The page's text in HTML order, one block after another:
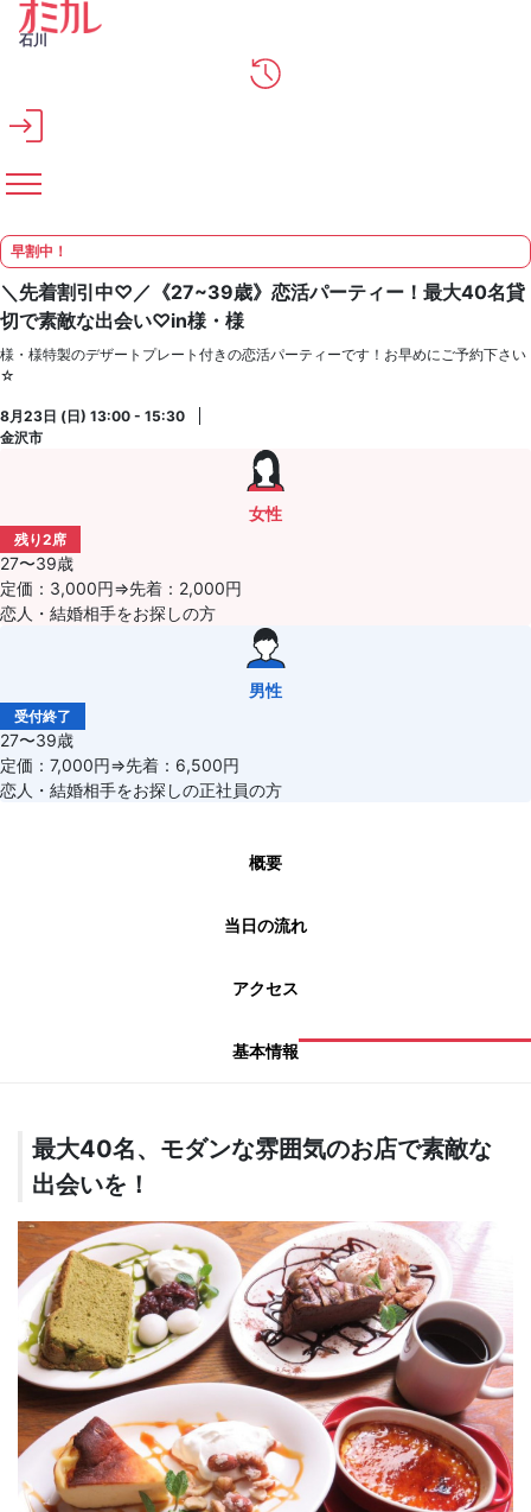
メインコンテンツへスキップ
石川
早割中！
＼先着割引中♡／《27~39歳》恋活パーティー！最大40名貸
切で素敵な出会い♡in様・様
様・様特製のデザートプレート付きの恋活パーティーです！お早めにご予約下さい
☆
8月23日 (日) 13:00 - 15:30
金沢市
女性
残り2席
27〜39歳
定価：3,000円⇒先着：2,000円
恋人・結婚相手をお探しの方
男性
受付終了
27〜39歳
定価：7,000円⇒先着：6,500円
恋人・結婚相手をお探しの正社員の方
概要
当日の流れ
アクセス
基本情報
最大40名、モダンな雰囲気のお店で素敵な
出会いを！